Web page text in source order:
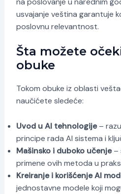
usvajanje veština garantuje
poslovnu relevantnost.
Šta možete
obuke
Tokom obuke iz oblasti
naučićete sledeće:
Uvod u AI tehnologije–
principe rada AI sistema i
Mašinsko i duboko učenje–
primene ovih metoda u
Kreiranje i korišćenje AI
jednostavne modele koji